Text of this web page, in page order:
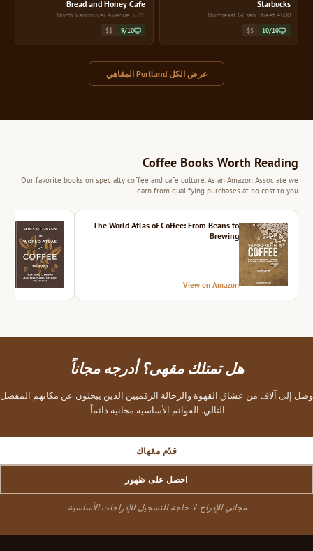
Starbucks
4500 Northeast Glisan Street
10/10
$$
Bread and Honey Cafe
3526 North Vancouver Avenue
9/10
$$
عرض الكل Portland المقاهي
Coffee Books Worth Reading
Our favorite books on specialty coffee and cafe culture. As an Amazon Associate we
earn from qualifying purchases at no cost to you.
The World Atlas of Coffee: From Beans to
Brewing
View on Amazon
هل تمتلك مقهى؟ أدرجه مجاناً
وصل إلى آلاف من عشاق القهوة والرحالة الرقميين الذين يبحثون عن مكانهم المفضل
التالي. القوائم الأساسية مجانية دائماً.
قدّم مقهاك
احصل على ظهور
مجاني للإدراج. لا حاجة للتسجيل للإدراجات الأساسية.